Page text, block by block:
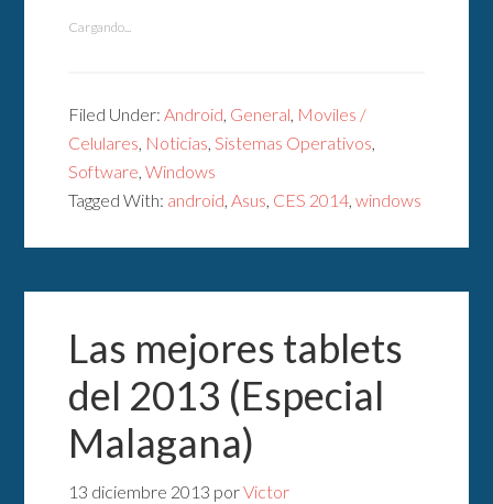
Cargando...
Filed Under:Android, General, Moviles /
Celulares, Noticias,Sistemas Operativos,
Software,Windows
Tagged With: android,Asus, CES 2014,windows
Las mejores tablets
del 2013 (Especial
Malagana)
13 diciembre 2013 porVictor